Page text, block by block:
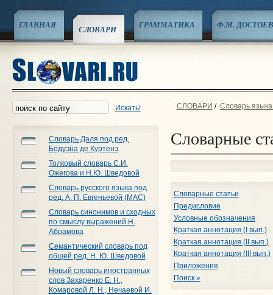
ГЛАВНАЯ СЛОВАРИ ГРАММАТИКА Ф.М.
Искать!
Словарь Даля под ред.
Бодуэна де Куртенэ
Толковый словарь С.И.
Ожегова и Н.Ю. Шведовой
Словарь русского языка под
ред. А. П. Евгеньевой (МАС)
Словарь синонимов и сходных
по смыслу выражений Н.
Абрамова
Семантический словарь под
общей ред. Н. Ю. Шведовой
Новый словарь иностранных
слов Захаренко Е. Н.,
Комаровой Л. Н., Нечаевой И.
СЛОВАРИ / Словарь
Словарные
Словарные статьи
Предисловие
Условные обозначения
Краткая аннотация (I вып.)
Краткая аннотация (II вып.)
Краткая аннотация (III вып.)
Приложения
Поиск »